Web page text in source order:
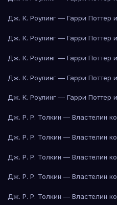
Дж. К. Роулинг — Гарри Поттер
Дж. К. Роулинг — Гарри Поттер
Дж. К. Роулинг — Гарри Поттер
Дж. К. Роулинг — Гарри Поттер
Дж. К. Роулинг — Гарри Поттер
Дж. Р. Р. Толкин — Властелин
Дж. Р. Р. Толкин — Властелин
Дж. Р. Р. Толкин — Властелин
Дж. Р. Р. Толкин — Властелин
Дж. Р. Р. Толкин — Властелин